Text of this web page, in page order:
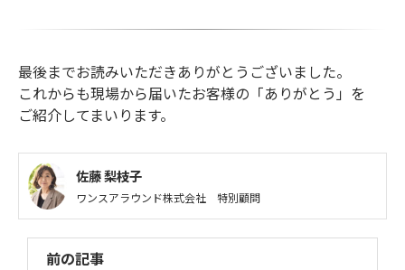
最後までお読みいただきありがとうございました。
これからも現場から届いたお客様の「ありがとう」を
ご紹介してまいります。
佐藤 梨枝子
ワンスアラウンド株式会社 特別顧問
前の記事